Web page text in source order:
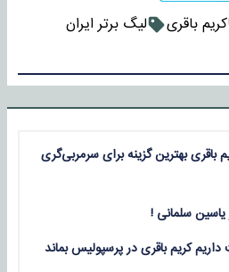
کریم باقری
لیگ برتر ایران
بهترین گزینه برای سرمربی‌گری
یاسین سلمانی !
کریم باقری در پرسپولیس بماند